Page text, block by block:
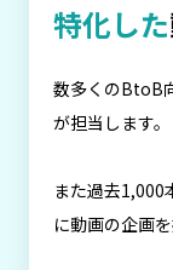
特化した
数多くのBtoB
が担当します。
また過去1,000
に動画の企画を